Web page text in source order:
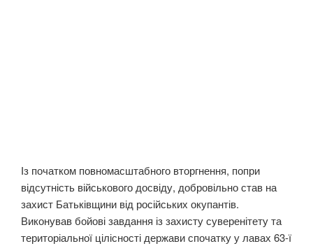
Із початком повномасштабного вторгнення, попри
відсутність військового досвіду, добровільно став на
захист Батьківщини від російських окупантів.
Виконував бойові завдання із захисту суверенітету та
територіальної цілісності держави спочатку у лавах 63-ї